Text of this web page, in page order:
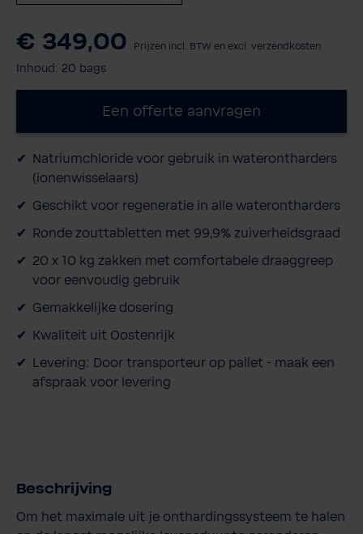
€ 349,00 Prijzen incl. BTW en excl. verzendkosten
Inhoud: 20 bags
Een offerte aanvragen
Natriumchloride voor gebruik in waterontharders
(ionenwisselaars)
Geschikt voor regeneratie in alle waterontharders
Ronde zouttabletten met 99,9% zuiverheidsgraad
20 x 10 kg zakken met comfortabele draaggreep
voor eenvoudig gebruik
Gemakkelijke dosering
Kwaliteit uit Oostenrijk
Levering: Door transporteur op pallet - maak een
afspraak voor levering
Beschrijving
Om het maximale uit je onthardingssysteem te halen